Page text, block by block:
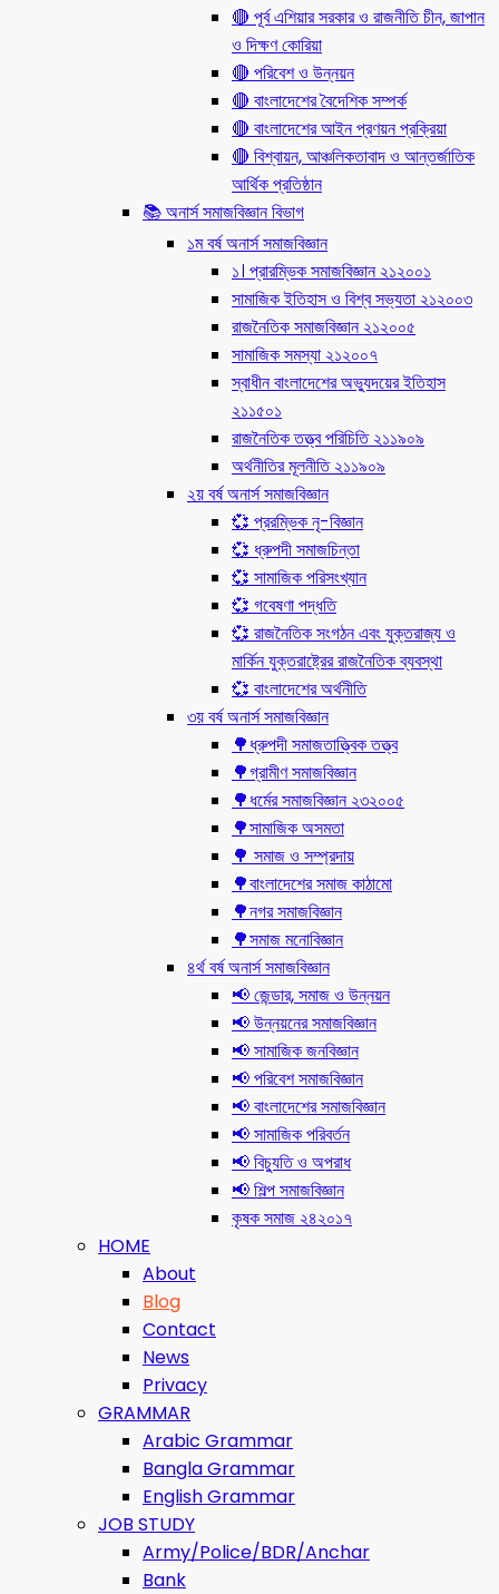
🔴 পূর্ব এশিয়ার সরকার ও রাজনীতি চীন, জাপান
ও দিক্ষণ কোরিয়া
🔴 পরিবেশ ও উন্নয়ন
🔴 বাংলাদেশের বৈদেশিক সম্পর্ক
🔴 বাংলাদেশের আইন প্রণয়ন প্রক্রিয়া
🔴 বিশ্বায়ন, আঞ্চলিকতাবাদ ও আন্তর্জাতিক
আর্থিক প্রতিষ্ঠান
📚 অনার্স সমাজবিজ্ঞান বিভাগ
১ম বর্ষ অনার্স সমাজবিজ্ঞান
১। প্রারম্ভিক সমাজবিজ্ঞান ২১২০০১
সামাজিক ইতিহাস ও বিশ্ব সভ্যতা ২১২০০৩
রাজনৈতিক সমাজবিজ্ঞান ২১২০০৫
সামাজিক সমস্যা ২১২০০৭
স্বাধীন বাংলাদেশের অভ্যুদয়ের ইতিহাস
২১১৫০১
রাজনৈতিক তত্ত্ব পরিচিতি ২১১৯০৯
অর্থনীতির মূলনীতি ২১১৯০৯
২য় বর্ষ অনার্স সমাজবিজ্ঞান
💞 প্ররম্ভিক নৃ-বিজ্ঞান
💞 ধ্রুপদী সমাজচিন্তা
💞 সামাজিক পরিসংখ্যান
💞 গবেষণা পদ্ধতি
💞 রাজনৈতিক সংগঠন এবং যুক্তরাজ্য ও
মার্কিন যুক্তরাষ্ট্রের রাজনৈতিক ব্যবস্থা
💞 বাংলাদেশের অর্থনীতি
৩য় বর্ষ অনার্স সমাজবিজ্ঞান
🌳ধ্রুপদী সমাজতাত্ত্বিক তত্ত্ব
🌳গ্রামীণ সমাজবিজ্ঞান
🌳ধর্মের সমাজবিজ্ঞান ২৩২০০৫
🌳সামাজিক অসমতা
🌳 সমাজ ও সম্প্রদায়
🌳বাংলাদেশের সমাজ কাঠামো
🌳নগর সমাজবিজ্ঞান
🌳সমাজ মনোবিজ্ঞান
৪র্থ বর্ষ অনার্স সমাজবিজ্ঞান
📢 জেন্ডার, সমাজ ও উন্নয়ন
📢 উন্নয়নের সমাজবিজ্ঞান
📢 সামাজিক জনবিজ্ঞান
📢 পরিবেশ সমাজবিজ্ঞান
📢 বাংলাদেশের সমাজবিজ্ঞান
📢 সামাজিক পরিবর্তন
📢 বিচ্যুতি ও অপরাধ
📢 শিল্প সমাজবিজ্ঞান
কৃষক সমাজ ২৪২০১৭
HOME
About
Blog
Contact
News
Privacy
GRAMMAR
Arabic Grammar
Bangla Grammar
English Grammar
JOB STUDY
Army/Police/BDR/Anchar
Bank